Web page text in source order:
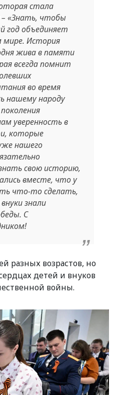
стала
«Знать, чтобы
год объединяет
мире. История
жива в памяти
всегда помнит
во время
нашему народу
уверенность в
которые
нашего
свою историю,
вместе, что у
что-то сделать,
знали
С
разных возрастов, но
детей и внуков
войны.